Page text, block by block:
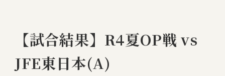
【試合結果】R4夏OP戦 vs
JFE東日本(A)